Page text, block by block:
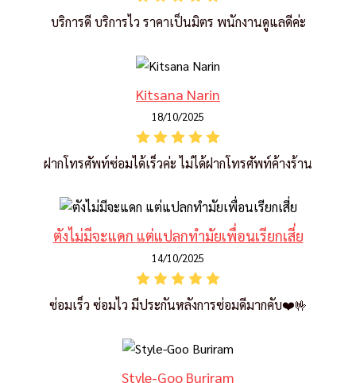
บริการดี บริการไว ราคาเป็นมิตร พนักงานดูแลดีค่ะ
Kitsana Narin
18/10/2025
ฝากโทรศัพท์ซ่อมได้เร็วค่ะ ไม่ได้ฝากโทรศัพท์ค้างร้าน
ตังไม่มีจะแดก แต่แปลกทำมัยเพื่อนเรียกเสี่ย
14/10/2025
ซ่อมเร็ว ซ่อมไว มีประกันหลังการซ่อมดีมากคับ❤️🤟
Style-Goo Buriram